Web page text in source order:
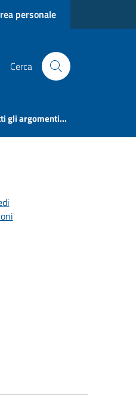
personale
Cerca
gli argomenti...